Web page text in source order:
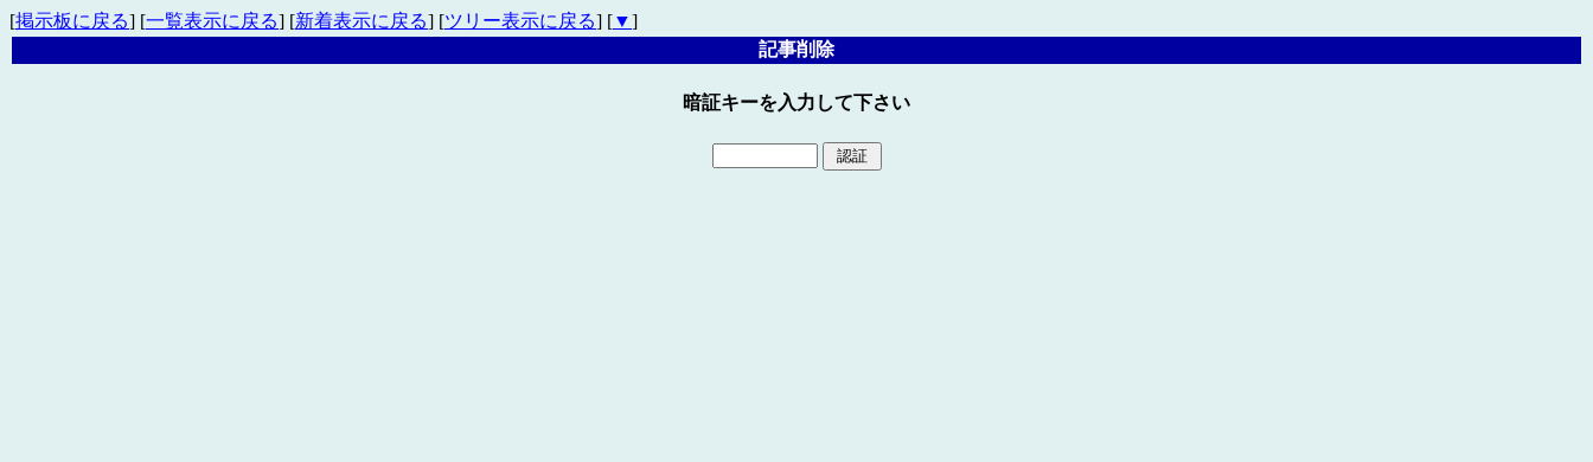
[掲示板に戻る] [一覧表示に戻る] [新着表示に戻る] [ツリー表示に戻る] [▼]
記事削除
暗証キーを入力して下さい